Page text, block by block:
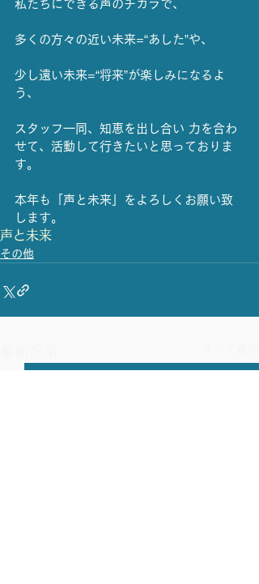
私たちにできる声のチカラで、
多くの方々の近い未来=“あした”や、
少し遠い未来=“将来”が楽しみになるよ
う、
スタッフ一同、知恵を出し合い 力を合わ
せて、活動して行きたいと思っておりま
す。
本年も「声と未来」をよろしくお願い致
します。
声と未来
その他